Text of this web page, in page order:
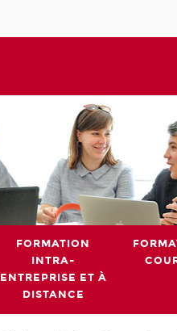
FORMATION
INTRA-
ENTREPRISE ET À
DISTANCE